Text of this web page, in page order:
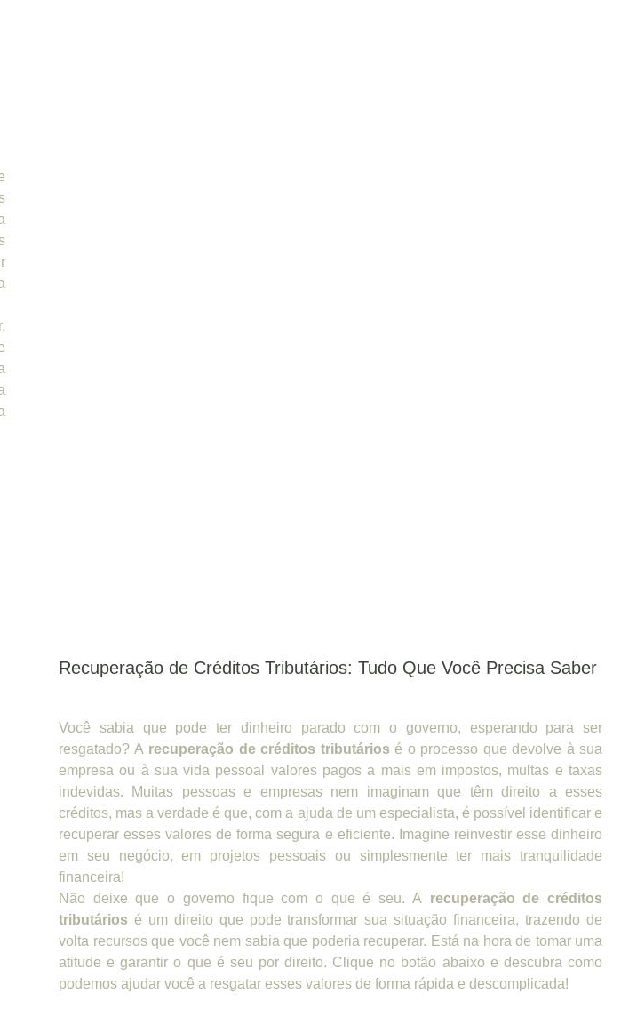
Recuperação de Créditos Tributários: Tudo Que Você Precisa Saber
Você sabia que pode ter dinheiro parado com o governo, esperando para ser
resgatado? A recuperação de créditos tributários é o processo que devolve à sua
empresa ou à sua vida pessoal valores pagos a mais em impostos, multas e taxas
indevidas. Muitas pessoas e empresas nem imaginam que têm direito a esses
créditos, mas a verdade é que, com a ajuda de um especialista, é possível identificar e
recuperar esses valores de forma segura e eficiente. Imagine reinvestir esse dinheiro
em seu negócio, em projetos pessoais ou simplesmente ter mais tranquilidade
financeira!
Não deixe que o governo fique com o que é seu. A recuperação de créditos
tributários é um direito que pode transformar sua situação financeira, trazendo de
volta recursos que você nem sabia que poderia recuperar. Está na hora de tomar uma
atitude e garantir o que é seu por direito. Clique no botão abaixo e descubra como
podemos ajudar você a resgatar esses valores de forma rápida e descomplicada!